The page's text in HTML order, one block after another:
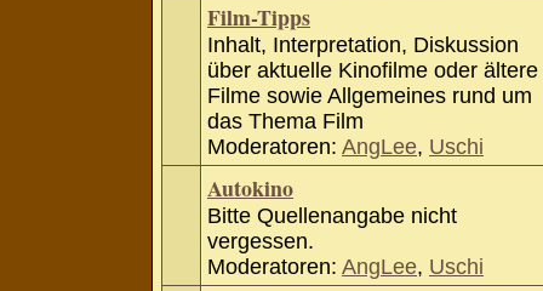
Film-Tipps
Inhalt, Interpretation, Diskussion
über aktuelle Kinofilme oder ältere
Filme sowie Allgemeines rund um
das Thema Film
Moderatoren: AngLee, Uschi
Autokino
Bitte Quellenangabe nicht
vergessen.
Moderatoren: AngLee, Uschi